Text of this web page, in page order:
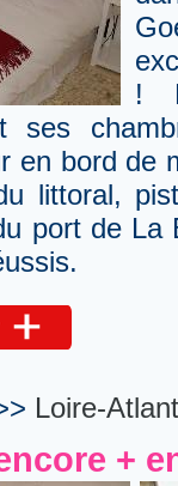
!
ses
en bord
littoral,
port de
Loire-
+